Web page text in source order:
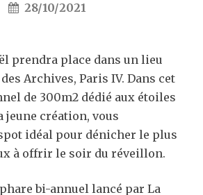
28/10/2021
prendra place dans un lieu
Archives, Paris IV. Dans cet
de 300m2 dédié aux étoiles
jeune création, vous
idéal pour dénicher le plus
à offrir le soir du réveillon.
bi-annuel lancé par La